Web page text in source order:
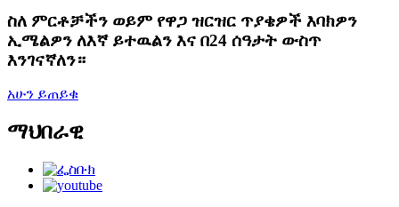
ስለ ምርቶቻችን ወይም የዋጋ ዝርዝር ጥያቄዎች እባክዎን
ኢሜልዎን ለእኛ ይተዉልን እና በ24 ሰዓታት ውስጥ
እንገናኛለን።
አሁን ይጠይቁ
ማህበራዊ